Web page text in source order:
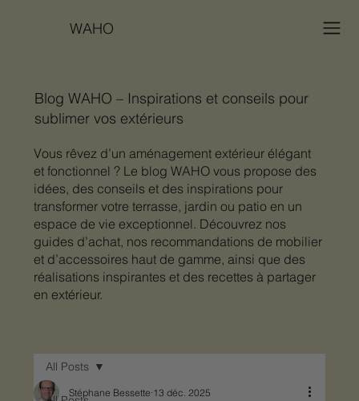
WAHO
Blog WAHO – Inspirations et conseils pour
sublimer vos extérieurs
Vous rêvez d’un aménagement extérieur élégant
et fonctionnel ? Le blog WAHO vous propose des
idées, des conseils et des inspirations pour
transformer votre terrasse, jardin ou patio en un
espace de vie exceptionnel. Découvrez nos
guides d’achat, nos recommandations de mobilier
et d’accessoires haut de gamme, ainsi que des
réalisations inspirantes et des recettes à partager
en extérieur.
All Posts
Stéphane Bessette 13 déc. 2025